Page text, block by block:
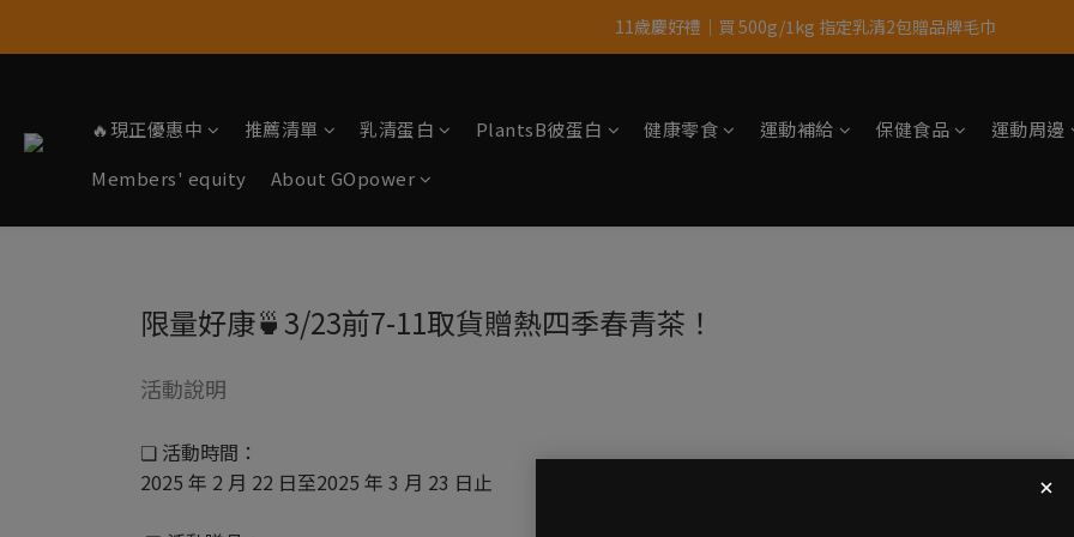
果果11歲慶｜App 下單享 5% 購物金回饋
11歲慶好禮｜買 500g/1kg 指定乳清2包贈品牌毛巾
🔥現正優惠中 推薦清單 乳清蛋白 PlantsB彼蛋白 健康零食 運動補給 保健食品
運動周邊
Members' equity
About GOpower
限量好康🍵3/23前7-11取貨贈熱四季春青茶！
活動說明
❏ 活動時間：
2025 年 2 月 22 日至2025 年 3 月 23 日止